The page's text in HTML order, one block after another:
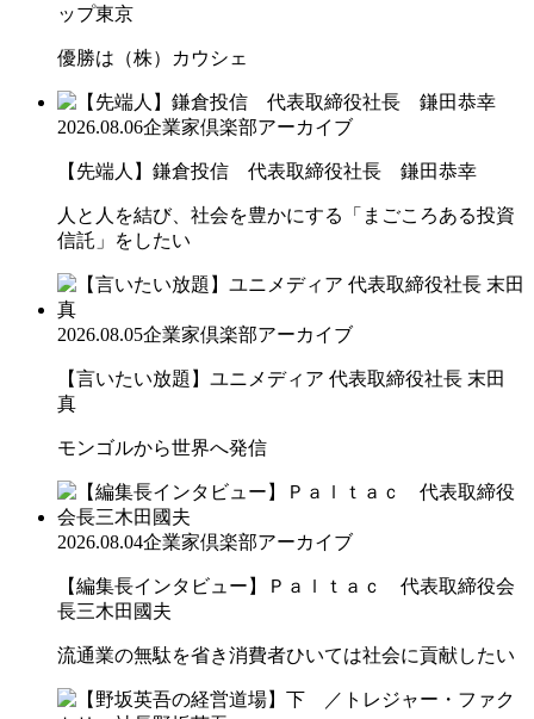
ップ東京
優勝は（株）カウシェ
2026.08.06企業家倶楽部アーカイブ
【先端人】鎌倉投信 代表取締役社長 鎌田恭幸
人と人を結び、社会を豊かにする「まごころある投資
信託」をしたい
2026.08.05企業家倶楽部アーカイブ
【言いたい放題】ユニメディア 代表取締役社長 末田
真
モンゴルから世界へ発信
2026.08.04企業家倶楽部アーカイブ
【編集長インタビュー】Ｐａｌｔａｃ 代表取締役会
長三木田國夫
流通業の無駄を省き消費者ひいては社会に貢献したい